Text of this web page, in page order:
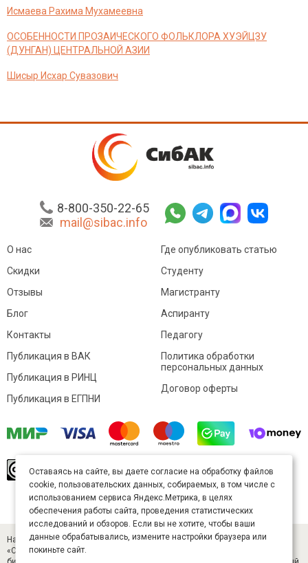
Исмаева Рахима Мухамеевна
ОСОБЕННОСТИ ПРОЗАИЧЕСКОГО ФОЛЬКЛОРА ХУЭЙЦЗУ
(ДУНГАН) ЦЕНТРАЛЬНОЙ АЗИИ
Шисыр Исхар Сувазович
8-800-350-22-65
mail@sibac.info
О нас
Скидки
Отзывы
Блог
Контакты
Где опубликовать статью
Студенту
Магистранту
Аспиранту
Педагогу
Публикация в ВАК
Публикация в РИНЦ
Публикация в ЕГПНИ
Политика обработки
персональных данных
Договор оферты
произведение доступно полицензии Creative
Commons «Attribution» («Атрибуция») 4.0
Непортированная.
Карта сайта
Научный журнал «Студенческий» (ISSN 2541-9412). Издатель — ООО
«СибАК» (ИНН 5402054157). Размещается в Научной электронной
Оставаясь на сайте, вы даете согласие на обработку файлов
cookie, пользовательских данных, собираемых, в том числе с
использованием сервиса Яндекс.Метрика, в целях
обеспечения работы сайта, проведения статистических
исследований и обзоров. Если вы не хотите, чтобы ваши
данные обрабатывались, измените настройки браузера или
покиньте сайт.